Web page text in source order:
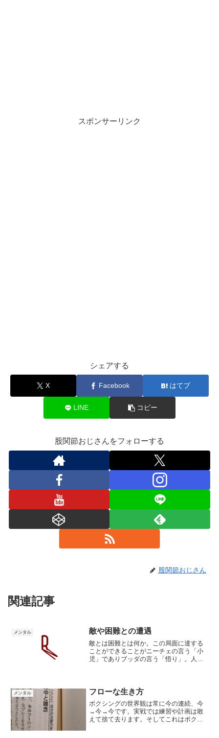
スポンサーリンク
シェアする
X Facebook はてブ
LINE コピー
股関節おじさんをフォローする
股関節おじさん
関連記事
メンタル 敵や困難との遭遇
敵とは困難とは何か。この局面に達する
ことができることがニーチェの言う「小
児」でありブッダの言う「悟り」。人生
に達するのがまた面白い。...
メンタル フローな生き方
ボクシングの世界観は常に今の連続、今
→今→今です。実戦では練習や計画は敢
えて捨て去ります。そしてこれはボクシ